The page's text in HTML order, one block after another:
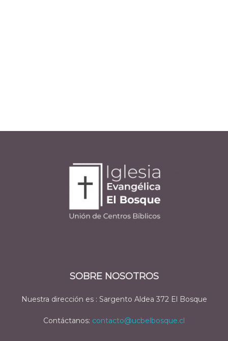
SOBRE NOSOTROS
Nuestra dirección es : Sargento Aldea 372 El Bosque
Contáctanos: contacto@ucbelbosque.cl